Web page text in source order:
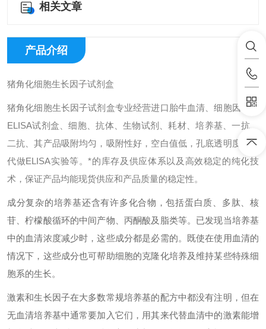
相关文章
产品介绍
猪角化细胞生长因子试剂盒
猪角化细胞生长因子试剂盒专业经营进口胎牛血清、细胞因子、
ELISA试剂盒、细胞、抗体、生物试剂、耗材、培养基、一抗、
二抗、其产品吸附均匀，吸附性好，空白值低，孔底透明度高，
代做ELISA实验等。*的库存及供应体系以及高效稳定的纯化技
术，保证产品均能现货供应和产品质量的稳定性。
成分复杂的培养基还含有许多化合物，包括蛋白质、多肽、核
苷、柠檬酸循环的中间产物、丙酮酸及脂类等。已发现当培养基
中的血清浓度减少时，这些成分都是必需的。既使在使用血清的
情况下，这些成分也可帮助细胞的克隆化培养及维持某些特殊细
胞系的生长。
激素和生长因子在大多数常规培养基的配方中都没有注明，但在
无血清培养基中通常要加入它们，用其来代替血清中的激素能增